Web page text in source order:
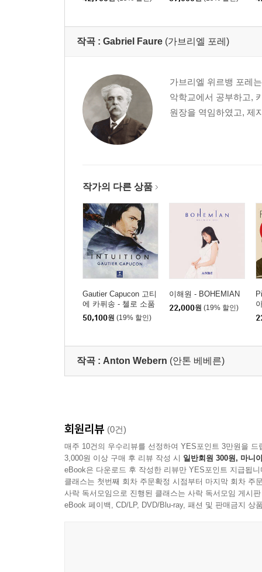
n)
n)
작곡 : Gabriel Faure (가브리엘 포레)
가브리엘 위르뱅 포레
악학교에서 공부하고,
원장을 역임하였고, 제
작가의 다른 상품
Gautier Capucon 고티
에 카퓌송 - 첼로 소품
집 '인투이션' (Intuition)
[UHQCD]
50,100원 (19% 할인)
이해원 - BOHEMIAN
22,000원 (19% 할인)
작곡 : Anton Webern (안톤 베베른)
회원리뷰 (0건)
매주 10건의 우수리뷰를 선정하여 YES포인트 3만원을 드
3,000원 이상 구매 후 리뷰 작성 시 일반회원 300원, 마니
eBook은 다운로드 후 작성한 리뷰만 YES포인트 지급됩니
클래스는 첫번째 회차 주문확정 시점부터 마지막 회차 주
사락 독서모임으로 진행된 클래스는 사락 독서모임 게시
eBook 페이백, CD/LP, DVD/Blu-ray, 패션 및 판매금지 상